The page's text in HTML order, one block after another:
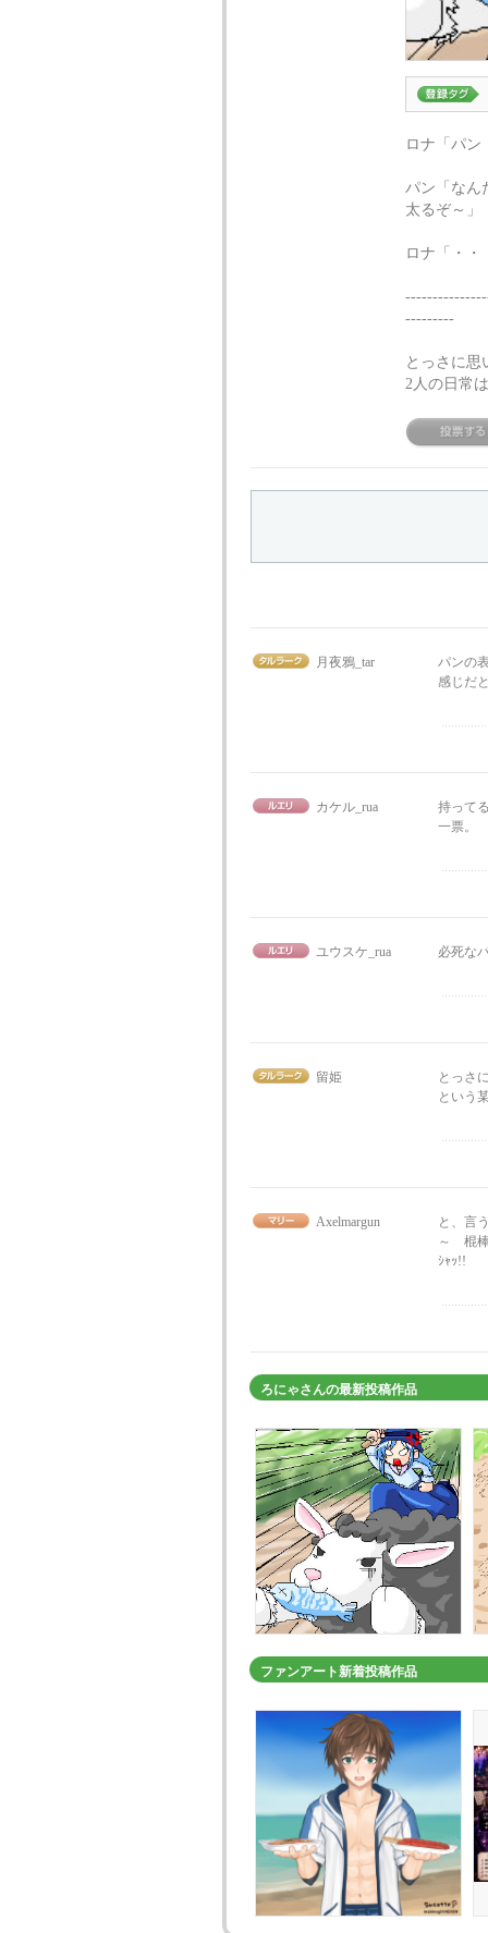
ロナ「パン
パン「なん
太るぞ～」
ロナ「・・
---------
とっさに思
2人の日常
月夜鴉_tar
パンの
感じだ
カケル_rua
持って
一票。
ユウスケ_rua 必死な
留姫
とっさ
という
Axelmargun
と、言
～ 棍
ｼｬｯ!!
ろにゃさんの最新投稿作品
ファンアート新着投稿作品